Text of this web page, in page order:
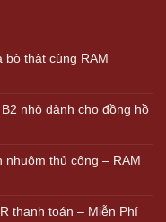
bò thật cùng RAM
nhỏ dành cho đồng hồ
nhuộm thủ công – RAM
thanh toán – Miễn Phí